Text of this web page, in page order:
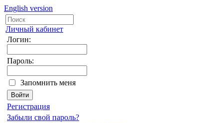
English version
Личный кабинет
Логин:
Пароль:
Запомнить меня
Регистрация
Забыли свой пароль?